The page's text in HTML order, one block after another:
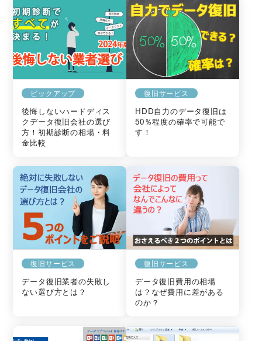
ピックアップ
後悔しないハードディス
クデータ復旧会社の選び
方！初期診断の相場・料
金比較
復旧サービス
HDD自力のデータ復旧は
50％程度の確率で可能で
す！
復旧サービス
データ復旧業者の失敗し
ない選び方とは？
復旧サービス
データ復旧費用の相場
は？なぜ費用に差がある
のか？